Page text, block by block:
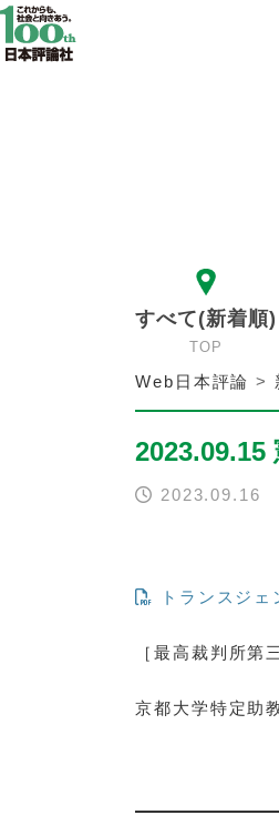
すべて(新着順)
TOP
Web日本評論 >
2023.09.15
2023.09.16
トランスジ
［最高裁判所
京都大学特定助